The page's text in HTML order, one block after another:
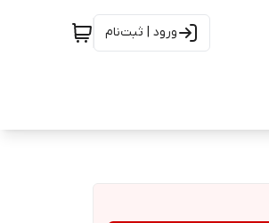
ورود | ثبت‌نام